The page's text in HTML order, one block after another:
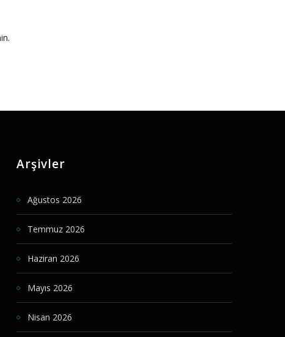
Arşivler
Ağustos 2026
Temmuz 2026
Haziran 2026
Mayıs 2026
Nisan 2026